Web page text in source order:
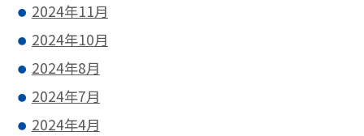
2024年11月
2024年10月
2024年8月
2024年7月
2024年4月